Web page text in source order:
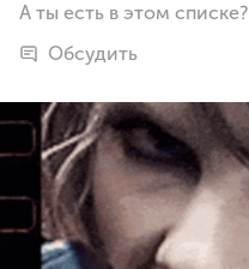
А ты есть в этом списке?
Обсудить